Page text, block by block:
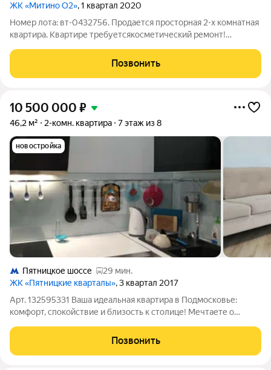
ЖК «Митино О2», 1 квартал 2020
Номер лота: вт-0432756. Продается просторная 2-х комнатная
квартира. Квартире требуетсякосметический ремонт!
выходом на веранду, раздельный санузел, просторная спальня.
Квартира имеет общую
Позвонить
10 500 000 ₽
46,2 м² 2-комн. квартира 7 этаж из 8
новостройка
Пятницкое шоссе
29 мин.
ЖК «Пятницкие кварталы», 3 квартал 2017
Арт. 132595331 Ваша идеальная квартира в Подмосковье:
комфорт, спокойствие и близость к столице! Мечтаете о
природой, но при этом оставаться в шаговой доступности от
всех преимуществ мегаполиса?
Позвонить